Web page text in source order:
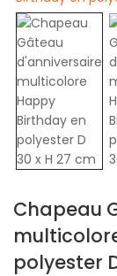
Chapeau
polyester